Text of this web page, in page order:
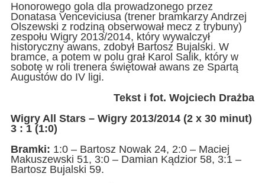
Honorowego gola dla prowadzonego przez
Donatasa Venceviciusa (trener bramkarzy Andrzej
Olszewski z rodziną obserwował mecz z trybuny)
zespołu Wigry 2013/2014, który wywalczył
historyczny awans, zdobył Bartosz Bujalski. W
bramce, a potem w polu grał Karol Salik, który w
sobotę w roli trenera świętował awans ze Spartą
Augustów do IV ligi.
Tekst i fot. Wojciech Drażba
Wigry All Stars – Wigry 2013/2014 (2 x 30 minut)
3 : 1 (1:0)
Bramki: 1:0 – Bartosz Nowak 24, 2:0 – Maciej
Makuszewski 51, 3:0 – Damian Kądzior 58, 3:1 –
Bartosz Bujalski 59.